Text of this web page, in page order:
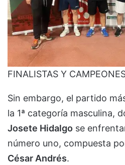
FINALISTAS Y
Sin embargo, el partido
la 1ª categoría masculina,
Josete Hidalgo se
número uno, compuesta
César Andrés.